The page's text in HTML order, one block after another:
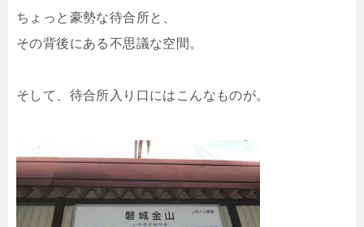
ちょっと豪勢な待合所と、
その背後にある不思議な空間。
そして、待合所入り口にはこんなものが。